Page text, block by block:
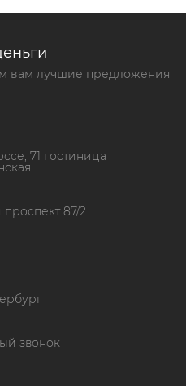
вам лучшие предложения
71 гостиница
87/2
звонок